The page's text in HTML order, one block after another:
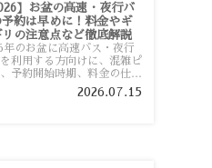
】お盆の高速・夜行バ
予約は早めに！料金やギ
リの注意点など徹底解説
年のお盆に高速バス・夜行
利用する方向けに、混雑ピ
予約開始時期、料金の仕組
キャンセル待ちのコツ、直前
注意点まで詳しく解説しま
2026.07.15